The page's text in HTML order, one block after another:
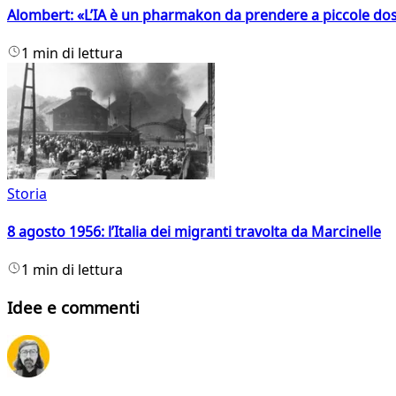
Alombert: «L’IA è un pharmakon da prendere a piccole
1 min di lettura
Storia
8 agosto 1956: l’Italia dei migranti travolta da Marcinelle
1 min di lettura
Idee e commenti